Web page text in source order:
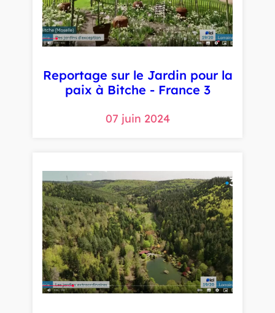
Reportage sur le Jardin pour la
paix à Bitche - France 3
07 juin 2024